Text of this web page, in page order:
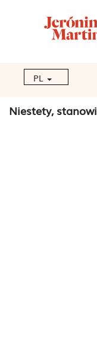
PL
Niestety,